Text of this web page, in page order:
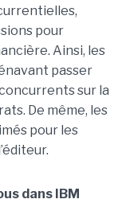
pour
Ainsi, les
passer
sur la
De même, les
pour les
dans IBM